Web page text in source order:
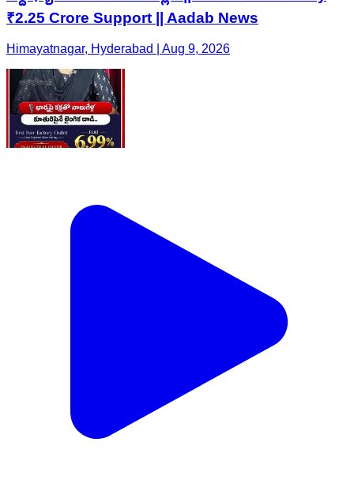
₹2.25 Crore Support || Aadab News
Himayatnagar, Hyderabad | Aug 9, 2026